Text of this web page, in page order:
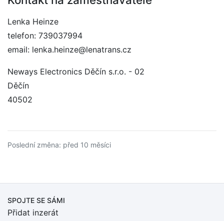
Lenka Heinze
telefon: 739037994
email: lenka.heinze@lenatrans.cz
Neways Electronics Děčín s.r.o. - 02
Děčín
40502
Poslední změna: před 10 měsíci
SPOJTE SE SÁMI
Přidat inzerát